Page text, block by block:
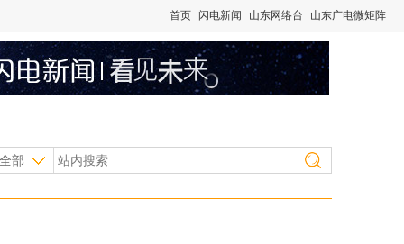
首页 闪电新闻 山东网络台 山东广电微矩阵
部